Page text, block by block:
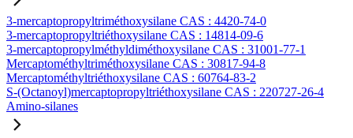
3-mercaptopropyltriméthoxysilane CAS : 4420-74-0
3-mercaptopropyltriéthoxysilane CAS : 14814-09-6
3-mercaptopropylméthyldiméthoxysilane CAS : 31001-77-1
Mercaptométhyltriméthoxysilane CAS : 30817-94-8
Mercaptométhyltriéthoxysilane CAS : 60764-83-2
S-(Octanoyl)mercaptopropyltriéthoxysilane CAS : 220727-26-4
Amino-silanes